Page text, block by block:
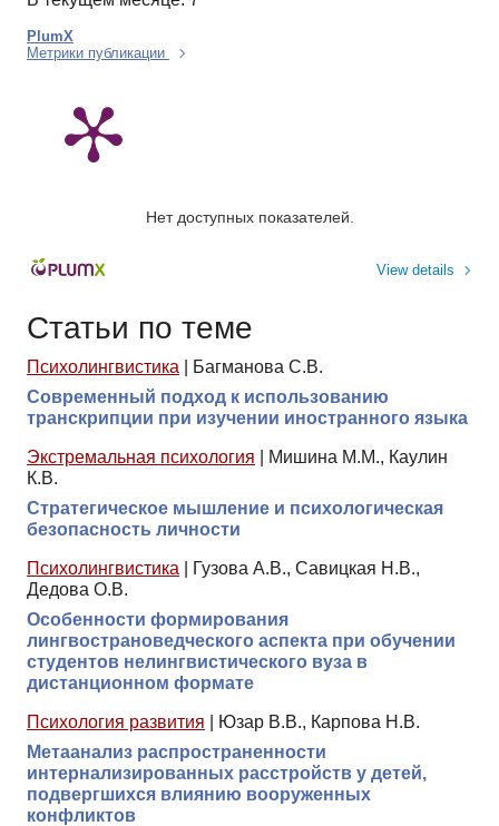
PlumX
Метрики публикации
Нет доступных показателей.
View details
Статьи по теме
Психолингвистика
Багманова С.В.
Современный подход к использованию
транскрипции при изучении иностранного языка
Экстремальная психология
Мишина М.М., Каулин
К.В.
Стратегическое мышление и психологическая
безопасность личности
Психолингвистика
Гузова А.В., Савицкая Н.В.,
Дедова О.В.
Особенности формирования
лингвострановедческого аспекта при обучении
студентов нелингвистического вуза в
дистанционном формате
Психология развития
Юзар В.В., Карпова Н.В.
Метаанализ распространенности
интернализированных расстройств у детей,
подвергшихся влиянию вооруженных
конфликтов